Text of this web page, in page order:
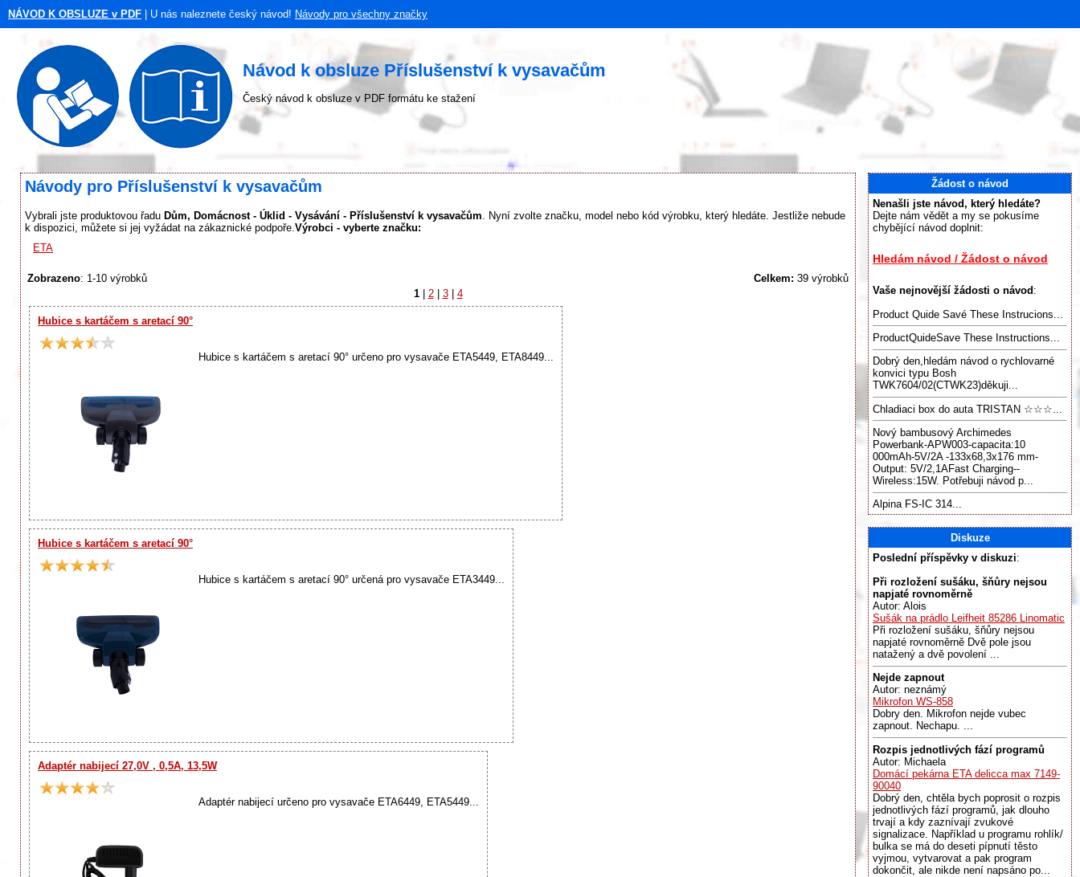
NÁVOD K OBSLUZE v PDF | U nás naleznete český návod! Návody pro všechny značky
Návod k obsluze Příslušenství k vysavačům
Český návod k obsluze v PDF formátu ke stažení
Návody pro Příslušenství k vysavačům
Vybrali jste produktovou řadu Dům, Domácnost - Úklid - Vysávání - Příslušenství k vysavačům . Nyní zvolte značku, model nebo kód výrobku, který hledáte. Jestliže nebude
k dispozici, můžete si jej vyžádat na zákaznické podpoře. Výrobci - vyberte značku:
ETA
Zobrazeno: 1-10 výrobků Celkem: 39 výrobků
1 | 2 | 3 | 4
Hubice s kartáčem s aretací 90°
Hubice s kartáčem s aretací 90° určeno pro vysavače ETA5449, ETA8449...
Hubice s kartáčem s aretací 90°
Hubice s kartáčem s aretací 90° určená pro vysavače ETA3449...
Adaptér nabijecí 27,0V , 0,5A, 13,5W
Adaptér nabijecí určeno pro vysavače ETA6449, ETA5449...
Žádost o návod
Nenašli jste návod, který hledáte?
Dejte nám vědět a my se pokusíme
chybějící návod doplnit:
Hledám návod / Žádost o návod
Vaše nejnovější žádosti o návod :
Product Quide Savé These Instrucions...
ProductQuideSave These Instructions...
Dobrý den,hledám návod o rychlovarné
konvici typu Bosh
TWK7604/02(CTWK23)děkuji...
Chladiaci box do auta TRISTAN ☆☆☆...
Nový bambusový Archimedes
Powerbank-APW003-capacita:10
000mAh-5V/2A -133x68,3x176 mm-
Output: 5V/2,1AFast Charging--
Wireless:15W. Potřebuji návod p...
Alpina FS-IC 314...
Diskuze
Poslední příspěvky v diskuzi:
Při rozložení sušáku, šňůry nejsou
napjaté rovnoměrně
Autor: Alois
Sušák na prádlo Leifheit 85286 Linomatic
Při rozložení sušáku, šňůry nejsou
napjaté rovnoměrně Dvě pole jsou
natažený a dvě povolení ...
Nejde zapnout
Autor: neznámý
Mikrofon WS-858
Dobry den. Mikrofon nejde vubec
zapnout. Nechapu. ...
Rozpis jednotlivých fází programů
Autor: Michaela
Domácí pekárna ETA delicca max 7149-
90040
Dobrý den, chtěla bych poprosit o rozpis
jednotlivých fází programů, jak dlouho
trvají a kdy zaznívají zvukové
signalizace. Například u programu rohlík/
bulka se má do deseti pípnutí těsto
vyjmou, vytvarovat a pak program
dokončit, ale nikde není napsáno po...